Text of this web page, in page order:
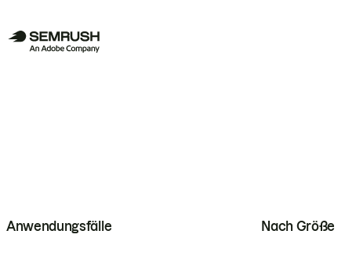
Anwendungsfälle Nach Größe